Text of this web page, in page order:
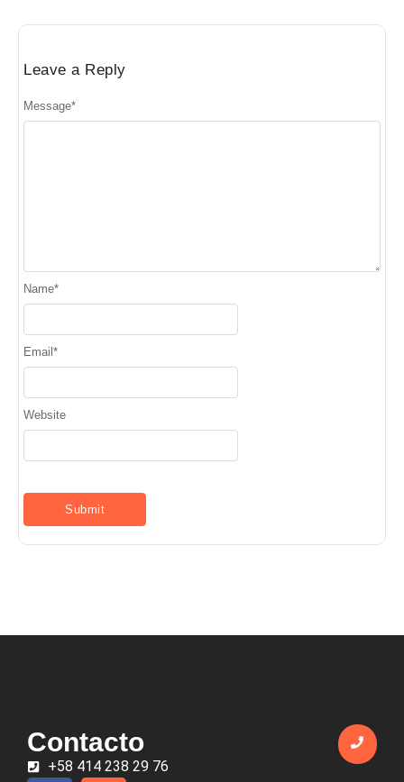
Leave a Reply
Message*
Name*
Email *
Website
Contacto
+58 414 238 29 76